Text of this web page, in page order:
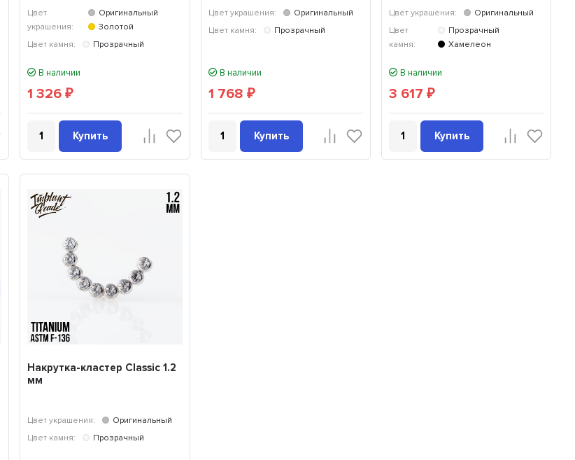
Цвет
украшения:
Оригинальный
Золотой
Цвет камня:
Прозрачный
В наличии
1 326₽
Купить
Цвет украшения:
Оригинальный
Цвет камня:
Прозрачный
В наличии
1 768 ₽
Купить
Цвет украшения:
Оригинальный
Цвет
камня:
Прозрачный
Хамелеон
В наличии
3 617 ₽
Купить
Накрутка-кластер Classic 1.2
мм
Цвет украшения:
Оригинальный
Цвет камня:
Прозрачный